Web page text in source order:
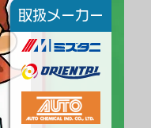
取扱メーカー